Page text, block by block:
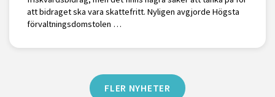
att bidraget ska vara skattefritt. Nyligen avgjorde Högsta
förvaltningsdomstolen …
FLER NYHETER